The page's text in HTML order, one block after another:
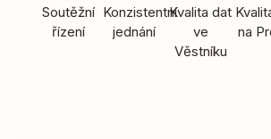
Soutěžní
řízení
Konzistentní
jednání
Kvalita dat
ve
Věstníku
na